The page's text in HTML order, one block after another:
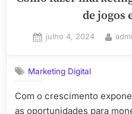
de jogos
Posted
julho 4, 2024 By
Marketing Digital
Com o crescimento
as oportunidades para